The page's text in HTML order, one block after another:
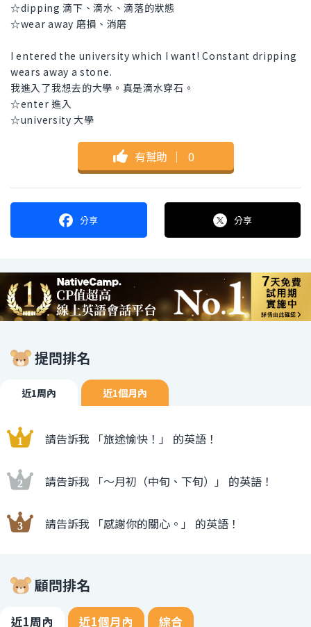
☆dipping 滴下、滴水、滴落的狀態
☆wear away 磨損、消磨
I entered the university which I want! Constant dripping
wears away a stone.
我進入了我想去的大學。真是滴水穿石。
☆enter 進入
☆university 大學
有幫助 ｜ 0
分享 分享
提問排名
近1周內 近1個月內
請告訴我 「旅途愉快！」 的英語！
請告訴我 「〜月初（中旬、下旬）」 的英語！
請告訴我 「感謝你的關心。」 的英語！
顧問排名
近1周內 近1個月內 綜合